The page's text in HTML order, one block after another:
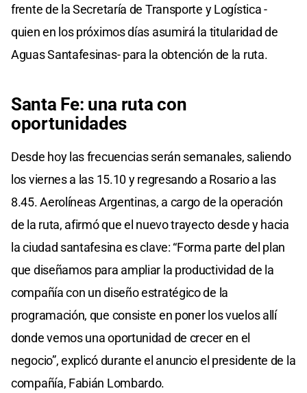
frente de la Secretaría de Transporte y Logística -
quien en los próximos días asumirá la titularidad de
Aguas Santafesinas- para la obtención de la ruta.
Santa Fe: una ruta con
oportunidades
Desde hoy las frecuencias serán semanales, saliendo
los viernes a las 15.10 y regresando a Rosario a las
8.45. Aerolíneas Argentinas, a cargo de la operación
de la ruta, afirmó que el nuevo trayecto desde y hacia
la ciudad santafesina es clave: “Forma parte del plan
que diseñamos para ampliar la productividad de la
compañía con un diseño estratégico de la
programación, que consiste en poner los vuelos allí
donde vemos una oportunidad de crecer en el
negocio”, explicó durante el anuncio el presidente de la
compañía, Fabián Lombardo.